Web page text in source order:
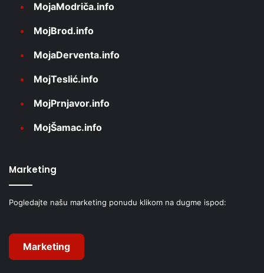
MojaModriča.info
MojBrod.info
MojaDerventa.info
MojTeslić.info
MojPrnjavor.info
MojŠamac.info
Marketing
Pogledajte našu marketing ponudu klikom na dugme ispod:
Marketing